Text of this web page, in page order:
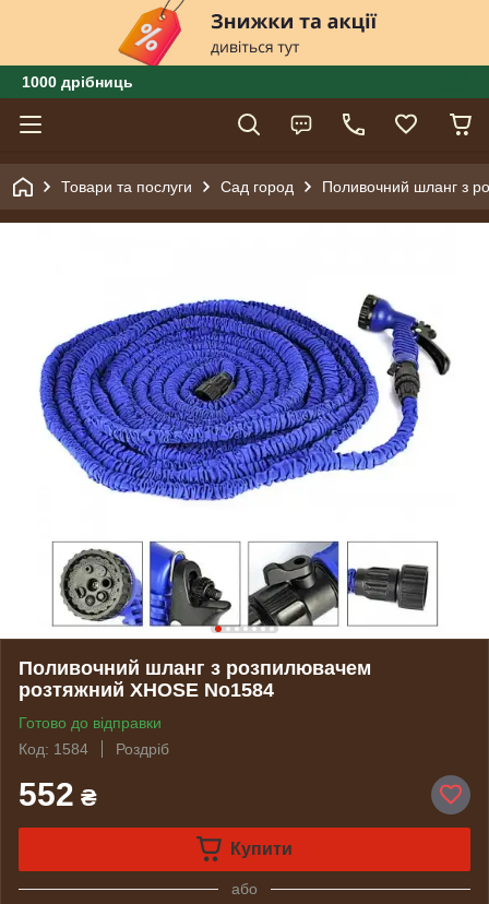
1000 дрібниць
Товари та послуги Сад город Поливочний шланг з
Поливочний шланг з розпилювачем
розтяжний XHOSE No1584
Готово до відправки
Код: 1584
Роздріб
552 ₴
Купити
або